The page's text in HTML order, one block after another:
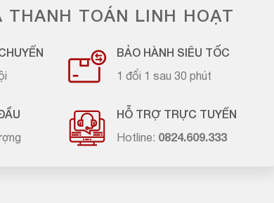
THANH TOÁN LINH HOẠT
BẢO HÀNH SIÊU TỐC
1 đổi 1 sau 30 phút
HỖ TRỢ TRỰC TUYẾN
Hotline: 0824.609.333